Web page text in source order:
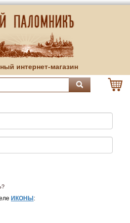
интернет-магазин
ИКОНЫ :